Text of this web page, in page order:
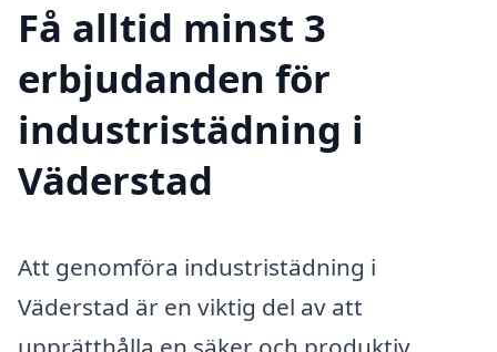
Få alltid minst 3
erbjudanden för
industristädning i
Väderstad
Att genomföra industristädning i
Väderstad är en viktig del av att